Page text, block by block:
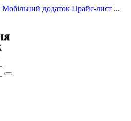
Мобільний додаток Прайс-лист ...